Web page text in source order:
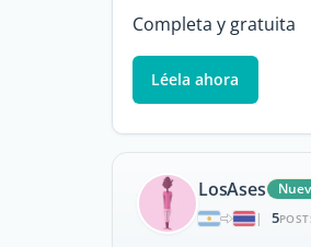
Completa y gratuita
Léela ahora
LosAses
|
5